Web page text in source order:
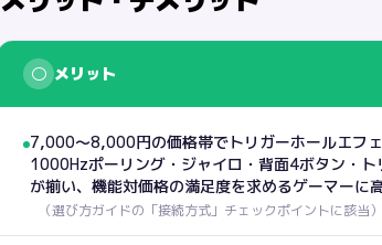
○ メリット
7,000〜8,000円の価格帯でトリガーホールエフ
1000Hzポーリング・ジャイロ・背面4ボタン・ト
が揃い、機能対価格の満足度を求めるゲーマーに
（選び方ガイドの「接続方式」チェックポイントに該当）